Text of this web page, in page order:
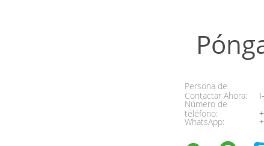
Persona de
Contactar Ahora:
Número de
teléfono:
WhatsApp: